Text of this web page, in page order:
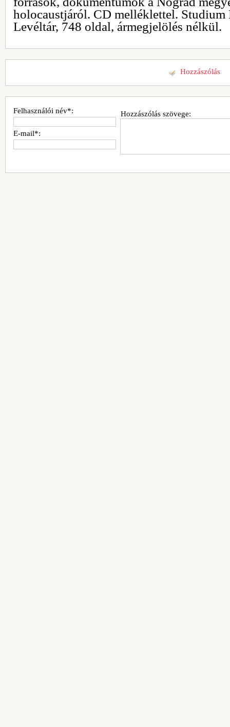
holocaustjáról. CD melléklettel.
Levéltár, 748 oldal, ármegjelölés nélkül.
Hozzászólás
Hozzászólás szövege:
Felhasználói név*:
E-mail*: